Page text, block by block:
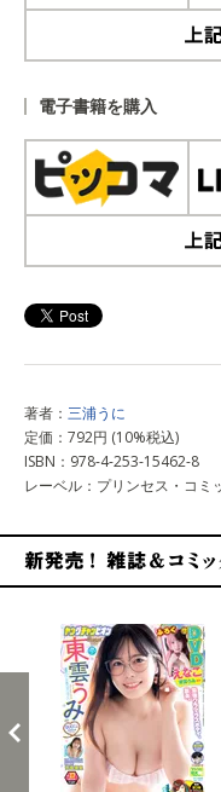
電子書籍を購入
著者： 三浦うに
定価：792円 (10%税込)
ISBN：978-4-253-15462-8
レーベル：プリンセス・コミ